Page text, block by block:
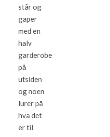
står og
gaper
med en
halv
garderobe
på
utsiden
og noen
lurer på
hva det
er til